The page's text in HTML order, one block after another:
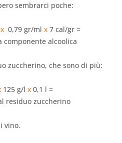
sembrarci poche:
x0,79 gr/ml x7 cal/gr =
componente alcoolica
zuccherino, che sono di più:
125 g/l x0,1 l =
residuo zuccherino
vino.